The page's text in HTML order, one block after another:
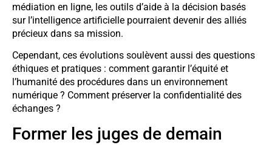
médiation en ligne, les outils d’aide à la décision basés
sur l’intelligence artificielle pourraient devenir des alliés
précieux dans sa mission.
Cependant, ces évolutions soulèvent aussi des questions
éthiques et pratiques : comment garantir l’équité et
l’humanité des procédures dans un environnement
numérique ? Comment préserver la confidentialité des
échanges ?
Former les juges de demain